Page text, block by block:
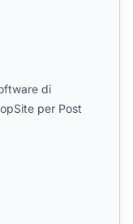
di
per Post